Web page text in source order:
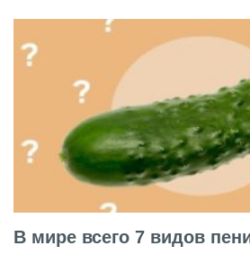
В мире всего 7 видов